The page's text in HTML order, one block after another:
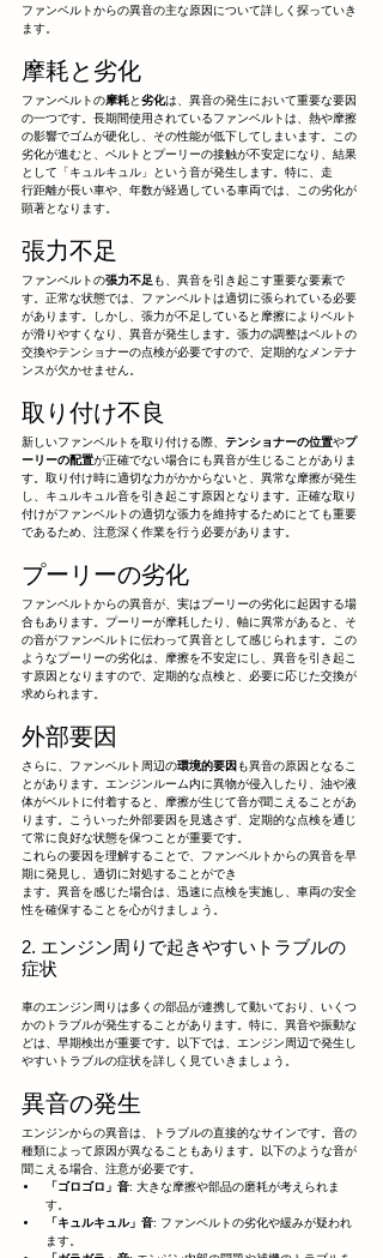
ファンベルトからの異音の主な原因について詳しく探っていき
ます。
摩耗と劣化
ファンベルトの摩耗と劣化は、異音の発生において重要な要因
の一つです。長期間使用されているファンベルトは、熱や摩擦
の影響でゴムが硬化し、その性能が低下してしまいます。この
劣化が進むと、ベルトとプーリーの接触が不安定になり、結果
として「キュルキュル」という音が発生します。特に、走
行距離が長い車や、年数が経過している車両では、この劣化が
顕著となります。
張力不足
ファンベルトの張力不足 も、異音を引き起こす重要な要素で
す。正常な状態では、ファンベルトは適切に張られている必要
があります。しかし、張力が不足していると摩擦によりベルト
が滑りやすくなり、異音が発生します。張力の調整はベルトの
交換やテンショナーの点検が必要ですので、定期的なメンテナ
ンスが欠かせません。
取り付け不良
新しいファンベルトを取り付ける際、 テンショナーの位置やプ
ーリーの配置が正確でない場合にも異音が生じることがありま
す。取り付け時に適切な力がかからないと、異常な摩擦が発生
し、キュルキュル音を引き起こす原因となります。正確な取り
付けがファンベルトの適切な張力を維持するためにとても重要
であるため、注意深く作業を行う必要があります。
プーリーの劣化
ファンベルトからの異音が、実はプーリーの劣化に起因する場
合もあります。プーリーが摩耗したり、軸に異常があると、そ
の音がファンベルトに伝わって異音として感じられます。この
ようなプーリーの劣化は、摩擦を不安定にし、異音を引き起こ
す原因となりますので、定期的な点検と、必要に応じた交換が
求められます。
外部要因
さらに、ファンベルト周辺の環境的要因 も異音の原因となるこ
とがあります。エンジンルーム内に異物が侵入したり、油や液
体がベルトに付着すると、摩擦が生じて音が聞こえることがあ
ります。こういった外部要因を見逃さず、定期的な点検を通じ
て常に良好な状態を保つことが重要です。
これらの要因を理解することで、ファンベルトからの異音を早
期に発見し、適切に対処することができ
ます。異音を感じた場合は、迅速に点検を実施し、車両の安全
性を確保することを心がけましょう。
2. エンジン周りで起きやすいトラブルの
症状
車のエンジン周りは多くの部品が連携して動いており、いくつ
かのトラブルが発生することがあります。特に、異音や振動な
どは、早期検出が重要です。以下では、エンジン周辺で発生し
やすいトラブルの症状を詳しく見ていきましょう。
異音の発生
エンジンからの異音は、トラブルの直接的なサインです。音の
種類によって原因が異なることもあります。以下のような音が
聞こえる場合、注意が必要です。
「ゴロゴロ」音: 大きな摩擦や部品の磨耗が考えられま
す。
「キュルキュル」音: ファンベルトの劣化や緩みが疑われ
ます。